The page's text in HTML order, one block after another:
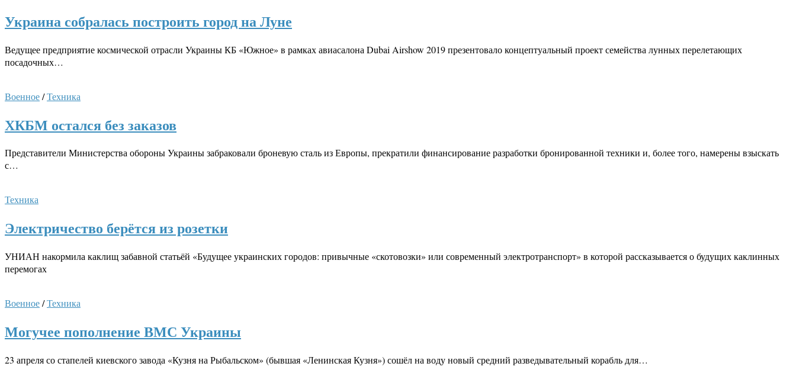
Украина собралась построить город на Луне
Ведущее предприятие космической отрасли Украины КБ «Южное» в рамках авиасалона Dubai Airshow 2019 презентовало концептуальный проект семейства лунных перелетающих
посадочных…
Военное/Техника
ХКБМ остался без заказов
Представители Министерства обороны Украины забраковали броневую сталь из Европы, прекратили финансирование разработки бронированной техники и, более того, намерены взыскать
с…
Техника
Электричество берётся из розетки
УНИАН накормила каклищ забавной статьёй «Будущее украинских городов: привычные «скотовозки» или современный электротранспорт» в которой рассказывается о будущих каклинных
перемогах
Военное/Техника
Могучее пополнение ВМС Украины
23 апреля со стапелей киевского завода «Кузня на Рыбальском» (бывшая «Ленинская Кузня») сошёл на воду новый средний разведывательный корабль для…